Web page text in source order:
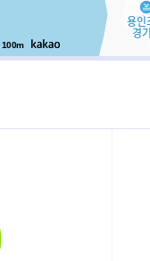
100m